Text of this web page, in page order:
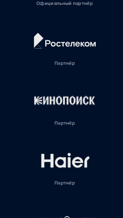
Официальный партнёр
Партнёр
Партнёр
Партнёр